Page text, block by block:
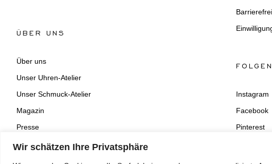
Wir schätzen Ihre Privatsphäre
ÜBER UNS
Über uns
Unser Uhren-Atelier
Unser Schmuck-Atelier
Magazin
Presse
Instagram
Facebook
Pinterest